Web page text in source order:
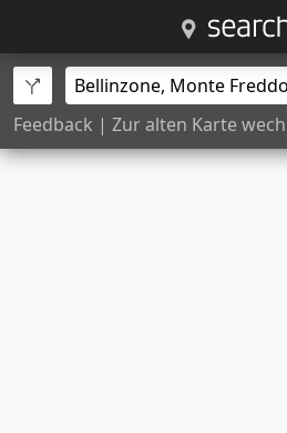
Feedback | Zur alten Karte